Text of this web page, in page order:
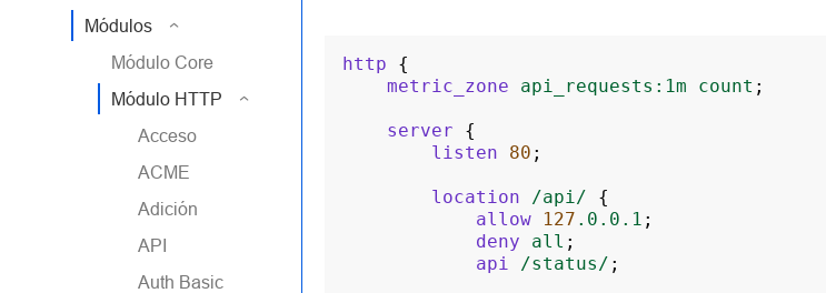
Módulos
Módulo Core
Módulo HTTP
Acceso
ACME
Adición
API
Auth Basic
http
{
metric_zone
api_requests:1m count ;
server
{
listen
80 ;
location /api/
{
allow
127 .0.0.1 ;
deny
all ;
api
/status/ ;